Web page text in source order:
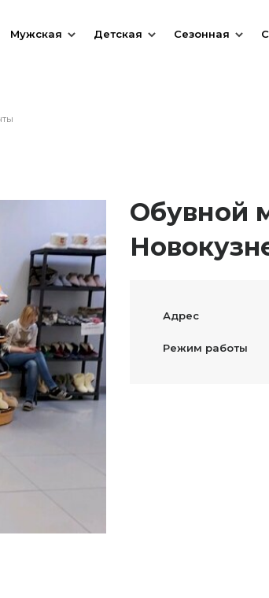
Мужская Детская Сезонная
Обувной
Адрес
Режим работы